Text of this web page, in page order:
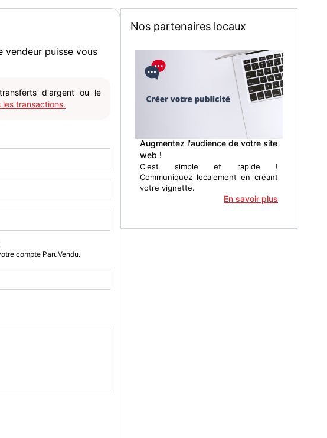
vendeur puisse vous
d'argent ou le
transactions.
compte ParuVendu.
Nos partenaires locaux
Augmentez l'audience de votre site
web !
C'est simple et rapide !
Communiquez localement en créant
votre vignette.
En savoir plus